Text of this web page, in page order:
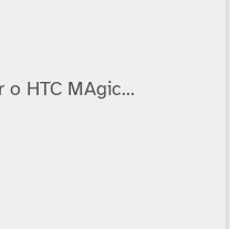
o HTC MAgic…